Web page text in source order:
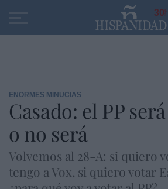
30
ENORMES MINUCIAS
Casado: el PP
o no será
Volvemos al 28-A: si quiero
tengo a Vox, si quiero votar